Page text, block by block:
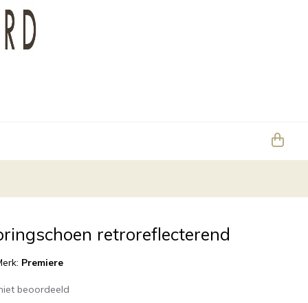
retroreflecterend
Premiere
beoordeeld